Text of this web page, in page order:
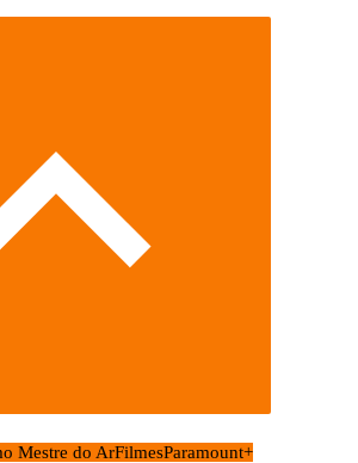
Mestre do ArFilmesParamount+